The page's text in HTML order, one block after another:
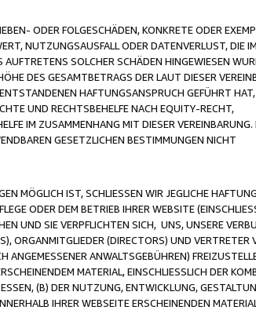
ODER FOLGESCHÄDEN, KONKRETE ODER
NUTZUNGSAUSFALL ODER DATENVERLUST, DIE IM
SOLCHER SCHÄDEN HINGEWIESEN
DES GESAMTBETRAGS DER LAUT DIESER
HAFTUNGSANSPRUCH GEFÜHRT HAT,
UND RECHTSBEHELFE NACH EQUITY-RECHT,
IM ZUSAMMENHANG MIT DIESER VEREINBARUNG.
GESETZLICHEN BESTIMMUNGEN NICHT
MÖGLICH IST, SCHLIESSEN WIR JEGLICHE
ODER DEM BETRIEB IHRER WEBSITE
UND SIE VERPFLICHTEN SICH, UNS, UNSERE
ORGANMITGLIEDER (DIRECTORS) UND VERTRETER
ANWALTSGEBÜHREN)
MATERIAL, EINSCHLIESSLICH DER
(B) DER NUTZUNG, ENTWICKLUNG,
IHRER WEBSEITE ERSCHEINENDEN